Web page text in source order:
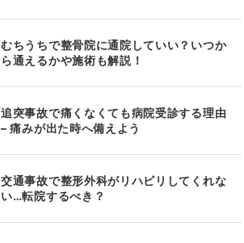
むちうちで整骨院に通院していい？いつか
ら通えるかや施術も解説！
追突事故で痛くなくても病院受診する理由
– 痛みが出た時へ備えよう
交通事故で整形外科がリハビリしてくれな
い…転院するべき？